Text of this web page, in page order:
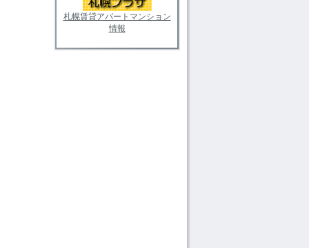
札幌賃貸アパートマンション
情報